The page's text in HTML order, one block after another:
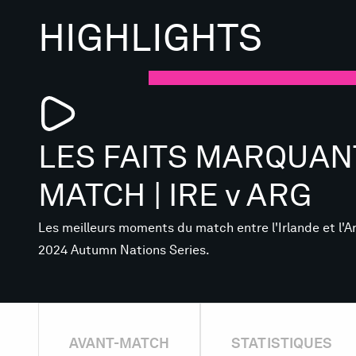
HIGHLIGHTS
LES FAITS
MATCH | IRE v ARG
Les meilleurs moments du match entre l'Irlande et
2024 Autumn Nations Series.
AVANT-MATCH STATISTIQUES